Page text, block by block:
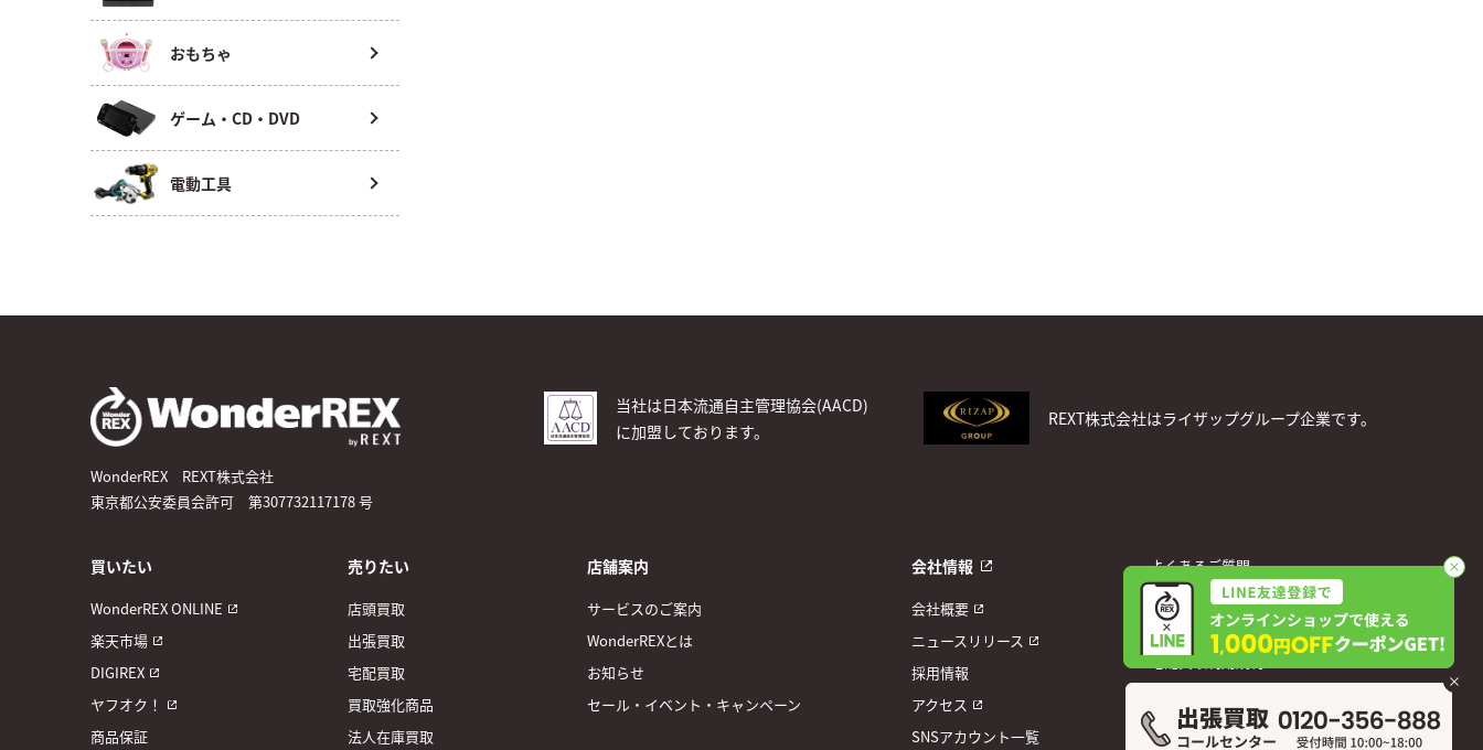
おもちゃ
ゲーム・CD・DVD
電動工具
WonderREX REXT株式会社
東京都公安委員会許可 第307732117178 号
当社は日本流通自主管理協会(AACD)
に加盟しております。
REXT株式会社はライザップグループ企業です。
買いたい
WonderREX ONLINE
楽天市場
DIGIREX
ヤフオク！
商品保証
売りたい
店頭買取
出張買取
宅配買取
買取強化商品
法人在庫買取
店舗案内
サービスのご案内
WonderREXとは
お知らせ
セール・イベント・キャンペーン
会社情報
会社概要
ニュースリリース
採用情報
アクセス
SNSアカウント一覧
よくあるご質問
お問い合わせ
個人情報保護方針
宅配買取利用規約